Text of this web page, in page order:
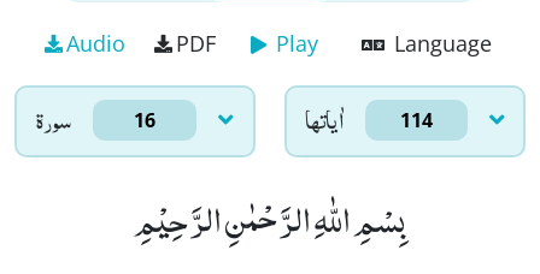
Audio PDF Play Language
سورۃ 16 اٰياتها 114
بِسْمِ اللّٰهِ الرَّحْمٰنِ الرَّحِیْمِ